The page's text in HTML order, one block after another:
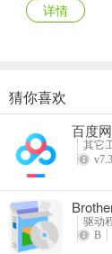
详情
奥睿科PAS3062-2E/PAS3062-2S/PAS3064-2S2E系列扩展卡驱动
详情
猜你喜欢
百度
其它
驱动
驱动
B